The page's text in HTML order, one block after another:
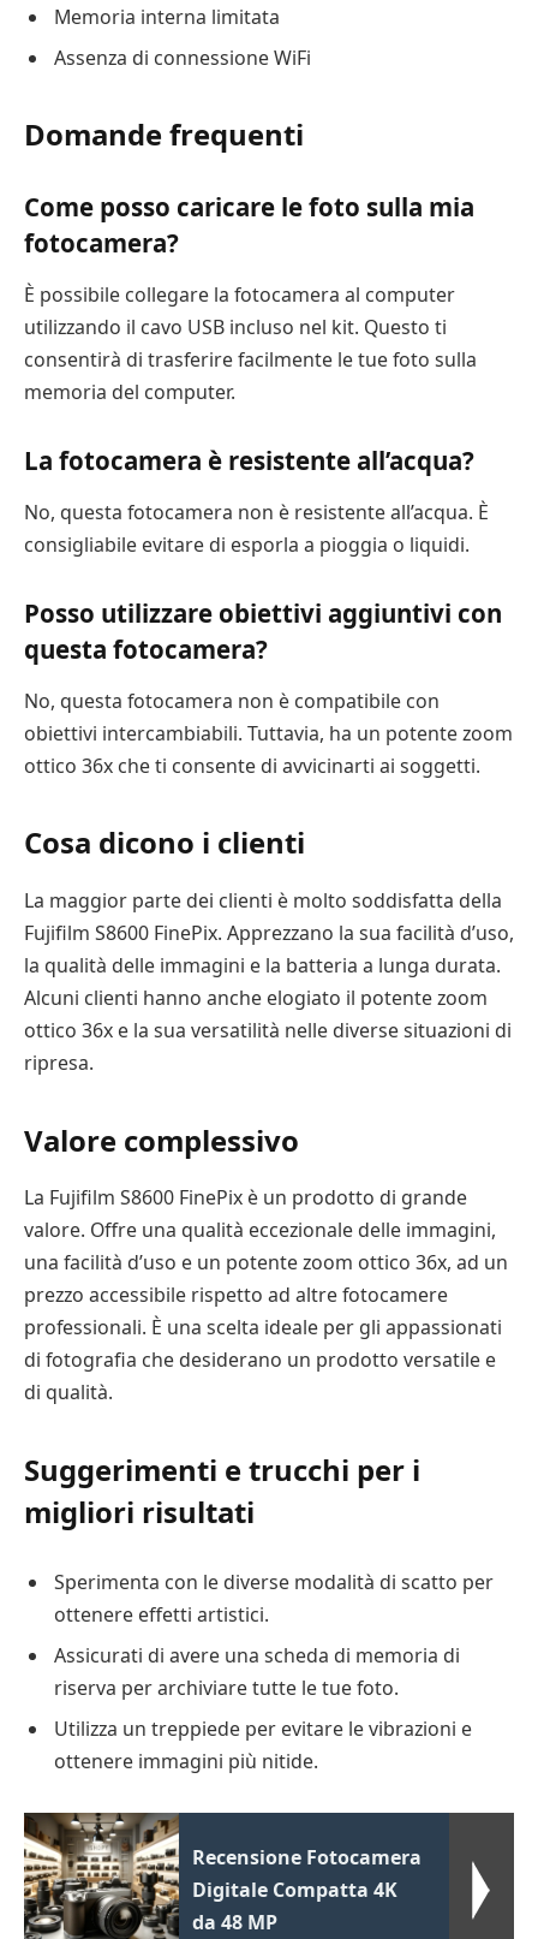
Memoria interna limitata
Assenza di connessione WiFi
Domande frequenti
Come posso caricare le foto sulla mia
fotocamera?
È possibile collegare la fotocamera al computer
utilizzando il cavo USB incluso nel kit. Questo ti
consentirà di trasferire facilmente le tue foto sulla
memoria del computer.
La fotocamera è resistente all’acqua?
No, questa fotocamera non è resistente all’acqua. È
consigliabile evitare di esporla a pioggia o liquidi.
Posso utilizzare obiettivi aggiuntivi con
questa fotocamera?
No, questa fotocamera non è compatibile con
obiettivi intercambiabili. Tuttavia, ha un potente zoom
ottico 36x che ti consente di avvicinarti ai soggetti.
Cosa dicono i clienti
La maggior parte dei clienti è molto soddisfatta della
Fujifilm S8600 FinePix. Apprezzano la sua facilità d’uso,
la qualità delle immagini e la batteria a lunga durata.
Alcuni clienti hanno anche elogiato il potente zoom
ottico 36x e la sua versatilità nelle diverse situazioni di
ripresa.
Valore complessivo
La Fujifilm S8600 FinePix è un prodotto di grande
valore. Offre una qualità eccezionale delle immagini,
una facilità d’uso e un potente zoom ottico 36x, ad un
prezzo accessibile rispetto ad altre fotocamere
professionali. È una scelta ideale per gli appassionati
di fotografia che desiderano un prodotto versatile e
di qualità.
Suggerimenti e trucchi per i
migliori risultati
Sperimenta con le diverse modalità di scatto per
ottenere effetti artistici.
Assicurati di avere una scheda di memoria di
riserva per archiviare tutte le tue foto.
Utilizza un treppiede per evitare le vibrazioni e
ottenere immagini più nitide.
Recensione Fotocamera
Digitale Compatta 4K
da 48 MP